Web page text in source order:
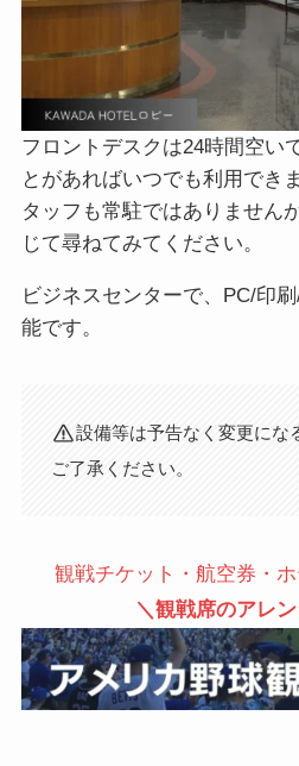
フロントデスクは24時間空い
とがあればいつでも利用でき
タッフも常駐ではありません
じて尋ねてみてください。
ビジネスセンターで、PC/印
能です。
設備等は予告なく変更にな
ご了承ください。
観戦チケット・航空券・
＼観戦席のアレ